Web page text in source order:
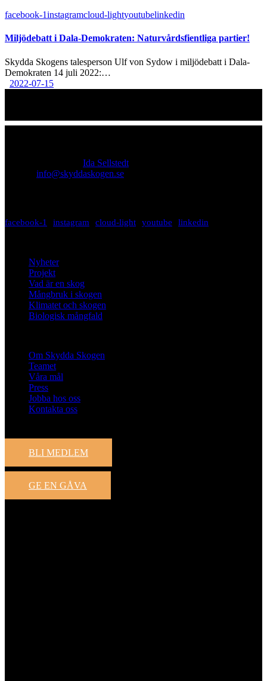
facebook-1instagramcloud-lightyoutubelinkedin
Miljödebatt i Dala-Demokraten: Naturvårdsfientliga partier!
Skydda Skogens talesperson Ulf von Sydow i miljödebatt i Dala-
Demokraten 14 juli 2022:…
2022-07-15
Ida Sellstedt
info@skyddaskogen.se
facebook-1 instagram cloud-light youtube linkedin
Nyheter
Projekt
Vad är en skog
Mångbruk i skogen
Klimatet och skogen
Biologisk mångfald
Om Skydda Skogen
Teamet
Våra mål
Press
Jobba hos oss
Kontakta oss
BLI MEDLEM
GE EN GÅVA